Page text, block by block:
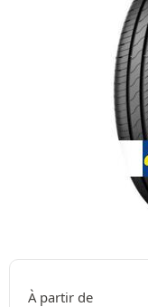
À partir de